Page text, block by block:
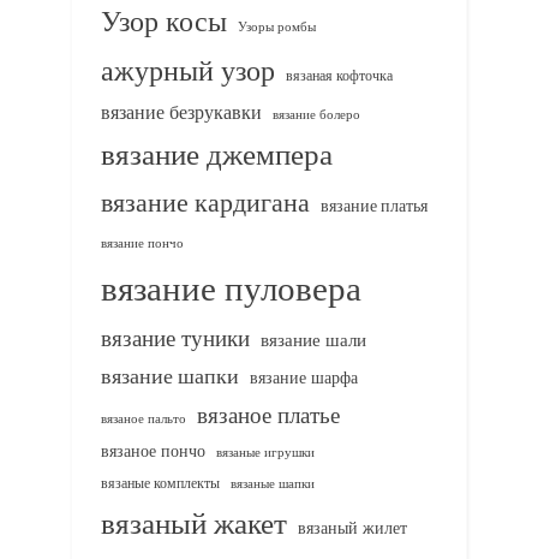
Узор косы Узоры ромбы
ажурный узор вязаная кофточка
вязание безрукавки вязание болеро
вязание джемпера
вязание кардигана вязание платья
вязание пончо
вязание пуловера
вязание туники вязание шали
вязание шапки вязание шарфа
вязаное пальто вязаное платье
вязаное пончо вязаные игрушки
вязаные комплекты
вязаные шапки
вязаный жакет вязаный жилет